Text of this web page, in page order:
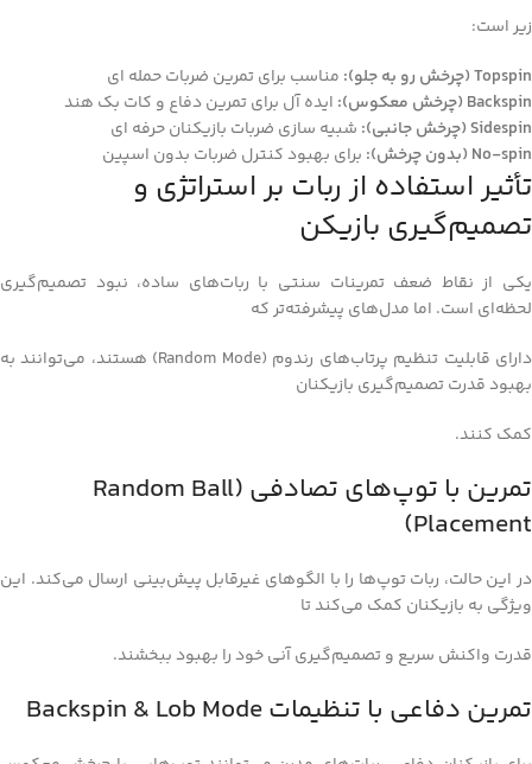
زیر است:
Topspin (چرخش رو به جلو):
مناسب برای تمرین ضربات حمله‌ ای
Backspin (چرخش معکوس):
ایده‌ آل برای تمرین دفاع و کات بک‌ هند
Sidespin (چرخش جانبی):
شبیه‌ سازی ضربات بازیکنان حرفه‌ ای
No-spin (بدون چرخش):
برای بهبود کنترل ضربات بدون اسپین
تأثیر استفاده از ربات بر استراتژی و
تصمیم‌گیری بازیکن
یکی از نقاط ضعف تمرینات سنتی با ربات‌های ساده، نبود تصمیم‌گیری
لحظه‌ای است. اما مدل‌های پیشرفته‌تر که
دارای قابلیت تنظیم پرتاب‌های رندوم (Random Mode) هستند، می‌توانند به
بهبود قدرت تصمیم‌گیری بازیکنان
کمک کنند.
تمرین با توپ‌های تصادفی (Random Ball
Placement)
در این حالت، ربات توپ‌ها را با الگوهای غیرقابل پیش‌بینی ارسال می‌کند. این
ویژگی به بازیکنان کمک می‌کند تا
قدرت واکنش سریع و تصمیم‌گیری آنی خود را بهبود ببخشند.
تمرین دفاعی با تنظیمات Backspin & Lob Mode